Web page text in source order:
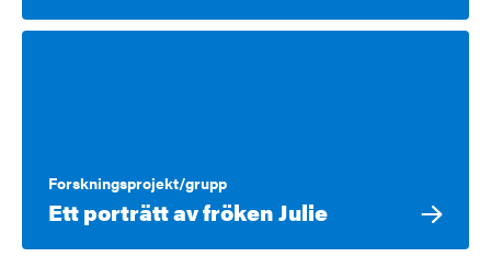
Forskningsprojekt/grupp
Ett porträtt av fröken Julie